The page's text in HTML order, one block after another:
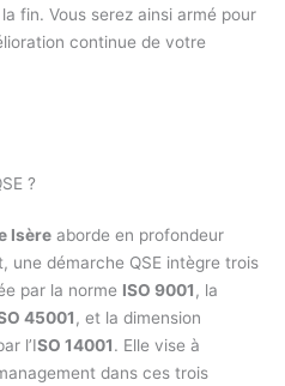
fin. Vous serez ainsi armé pour
continue de votre
?
Isère aborde en profondeur
une démarche QSE intègre trois
par la norme ISO 9001 , la
45001 , et la dimension
l’ISO 14001. Elle vise à
dans ces trois